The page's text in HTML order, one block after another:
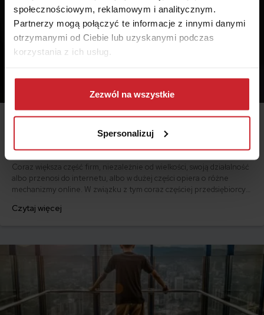
społecznościowym, reklamowym i analitycznym.
Partnerzy mogą połączyć te informacje z innymi danymi
otrzymanymi od Ciebie lub uzyskanymi podczas
korzystania z ich usług.
Dowiedz się więcej na temat tego, kim jesteśmy, jak
można się z nami skontaktować i w jaki sposób
przetwarzamy dane osobowe w ramachPolityki
Zezwól na wszystkie
Spersonalizuj
Jak działa i kto oferuje ubezpieczenie cyber?
Coraz większa część firm, niezależnie od wielkości, swoją działalność
albo przenosi do internetu, albo w dużej części opiera o różne
mechanizmy online. W związku z tym coraz częściej przedsiębiorcy
końcu często nie chodzi tylko o same procesy w firmie, ale też
Czytaj więcej